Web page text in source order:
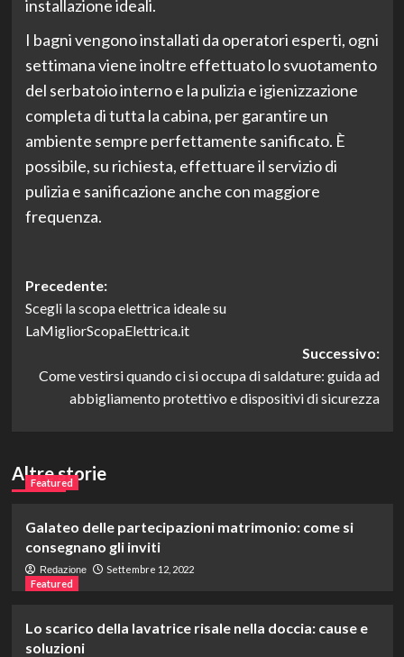
installazione ideali.
I bagni vengono installati da operatori esperti, ogni
settimana viene inoltre effettuato lo svuotamento
del serbatoio interno e la pulizia e igienizzazione
completa di tutta la cabina, per garantire un
ambiente sempre perfettamente sanificato. È
possibile, su richiesta, effettuare il servizio di
pulizia e sanificazione anche con maggiore
frequenza.
Navigazione
articolo
Precedente:
Scegli la scopa elettrica ideale su
LaMigliorScopaElettrica.it
Successivo:
Come vestirsi quando ci si occupa di saldature: guida ad
abbigliamento protettivo e dispositivi di sicurezza
Altre storie
Featured
Galateo delle partecipazioni matrimonio: come si
consegnano gli inviti
Redazione
Settembre 12, 2022
Featured
Lo scarico della lavatrice risale nella doccia: cause e
soluzioni